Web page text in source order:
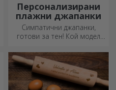
Персонализирани
плажни джапанки
Симпатични джапанки,
готови за тен! Кой модел
персонализирате?